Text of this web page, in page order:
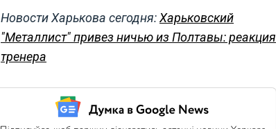
Новости Харькова сегодня:Харьковский
"Металлист" привез ничью из Полтавы: реакция
тренера